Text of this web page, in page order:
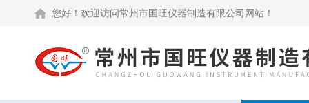
您好！欢迎访问常州市国旺仪器制造有限公司网站！